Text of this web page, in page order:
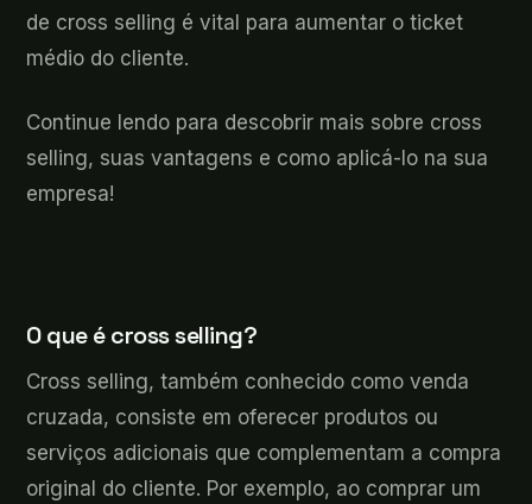
de cross selling é vital para aumentar o ticket
médio do cliente.
Continue lendo para descobrir mais sobre cross
selling, suas vantagens e como aplicá-lo na sua
empresa!
O que é cross selling?
Cross selling, também conhecido como venda
cruzada, consiste em oferecer produtos ou
serviços adicionais que complementam a compra
original do cliente. Por exemplo, ao comprar um